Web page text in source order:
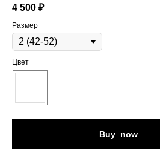
4 500 ₽
Размер
Цвет
_Buy_now_